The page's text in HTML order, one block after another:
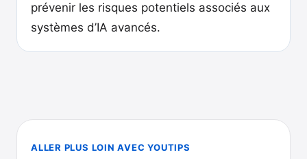
prévenir les risques potentiels associés aux
systèmes d’IA avancés.
ALLER PLUS LOIN AVEC YOUTIPS